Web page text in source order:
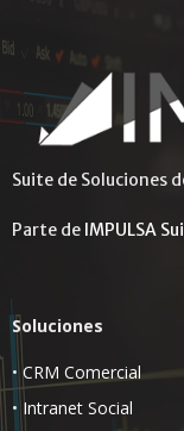
Suite de Soluciones
Parte de IMPULSA
Soluciones
• CRM Comercial
• Intranet Social